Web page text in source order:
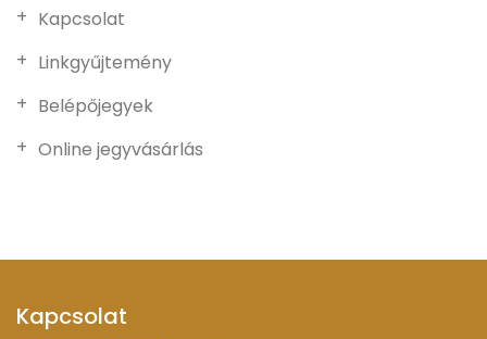
Kapcsolat
Linkgyűjtemény
Belépőjegyek
Online jegyvásárlás
Kapcsolat